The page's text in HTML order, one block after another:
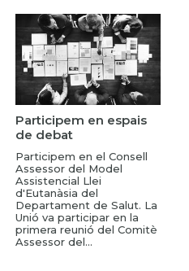
Participem en espais
de debat
Participem en el Consell
Assessor del Model
Assistencial Llei
d'Eutanàsia del
Departament de Salut. La
Unió va participar en la
primera reunió del Comitè
Assessor del...